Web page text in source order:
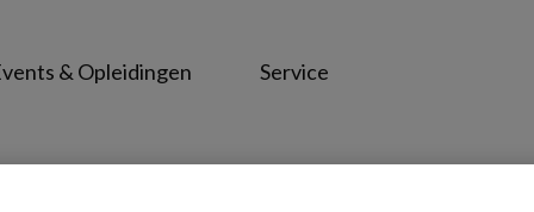
& Opleidingen Service